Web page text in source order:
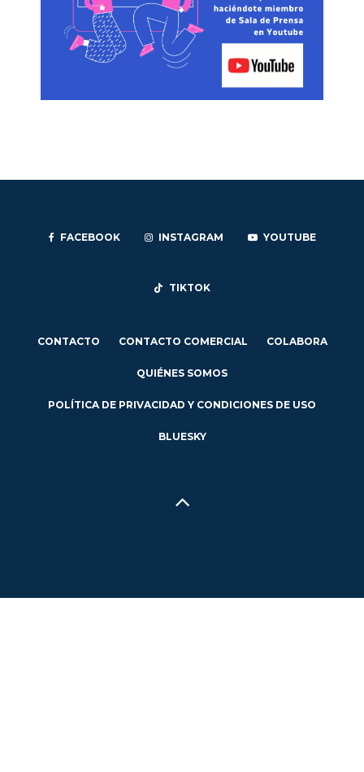
FACEBOOK INSTAGRAM YOUTUBE
TIKTOK
CONTACTO CONTACTO COMERCIAL COLABORA
QUIÉNES SOMOS
POLÍTICA DE PRIVACIDAD Y CONDICIONES DE USO
BLUESKY